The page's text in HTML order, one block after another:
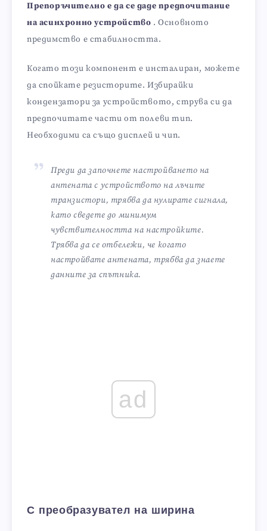
Препоръчително е да се даде предпочитание
на асинхронно устройство . Основното
предимство е стабилността.
Когато този компонент е инсталиран, можете
да спойкате резисторите. Избирайки
кондензатори за устройството, струва си да
предпочитате части от полеви тип.
Необходими са също дисплей и чип.
Преди да започнете настройването на
антената с устройството на лъчите
транзистори, трябва да нулирате сигнала,
като сведете до минимум
чувствителността на настройките.
Трябва да се отбележи, че когато
настройвате антената, трябва да знаете
данните за спътника.
ad
С преобразувател на ширина